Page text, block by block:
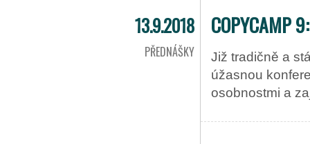
13.9.2018
PŘEDNÁŠKY
COPYCAMP
Již tradičně a
úžasnou
osobnostmi a